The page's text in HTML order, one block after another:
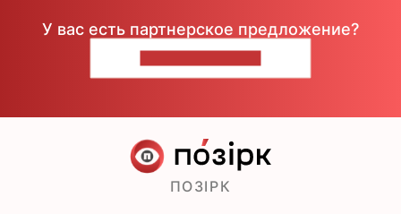
У вас есть партнерское предложение?
ПОЗІРК